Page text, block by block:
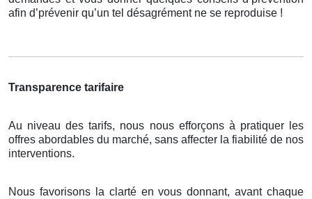
afin d’prévenir qu’un tel désagrément ne se reproduise !
Transparence tarifaire
Au niveau des tarifs, nous nous efforçons à pratiquer les
offres abordables du marché, sans affecter la fiabilité de nos
interventions.
Nous favorisons la clarté en vous donnant, avant chaque